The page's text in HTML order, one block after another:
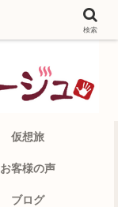
仮想旅
お客様の声
ブログ
検索